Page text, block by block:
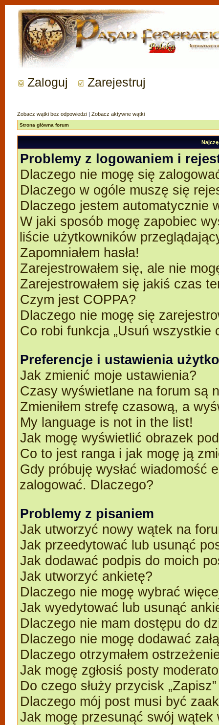
Zaloguj Zarejestruj
Zobacz wątki bez odpowiedzi | Zobacz aktywne wątki
Strona główna forum
Problemy z logowaniem i
Dlaczego nie mogę się
Dlaczego w ogóle muszę się
Dlaczego jestem automatycznie
W jaki sposób mogę zapobiec
liście użytkowników
Zapomniałem hasła!
Zarejestrowałem się, ale nie
Zarejestrowałem się jakiś czas
Czym jest COPPA?
Dlaczego nie mogę się
Co robi funkcja „Usuń wszystkie
Preferencje i ustawienia
Jak zmienić moje ustawienia?
Czasy wyświetlane na forum są
Zmieniłem strefę czasową, a
My language is not in the list!
Jak mogę wyświetlić obrazek
Co to jest ranga i jak mogę ją
Gdy próbuję wysłać wiadomość
zalogować. Dlaczego?
Problemy z pisaniem
Jak utworzyć nowy wątek na
Jak przeedytować lub usunąć
Jak dodawać podpis do moich
Jak utworzyć ankietę?
Dlaczego nie mogę wybrać
Jak wyedytować lub usunąć
Dlaczego nie mam dostępu do
Dlaczego nie mogę dodawać
Dlaczego otrzymałem
Jak mogę zgłosiś posty
Do czego służy przycisk
Dlaczego mój post musi być
Jak mogę przesunąć swój wątek